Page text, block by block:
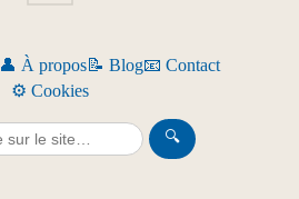
👤 À propos📝 Blog📧 Contact
⚙️ Cookies
🔍